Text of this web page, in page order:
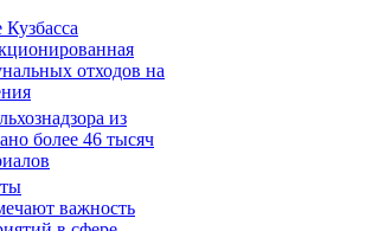
отходов на
из
более 46 тысяч
важность